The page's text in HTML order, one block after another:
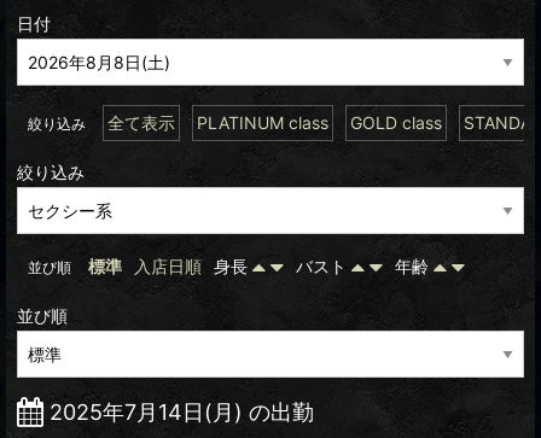
日付
絞り込み 全て表示 PLATINUM class GOLD class
絞り込み
並び順 標準 入店日順 身長 バスト 年齢
並び順
2025年7月14日(月) の出勤